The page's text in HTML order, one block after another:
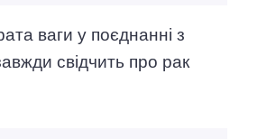
ваги у поєднанні з
свідчить про рак